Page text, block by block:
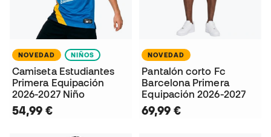
NOVEDAD NIÑOS
Camiseta Estudiantes
Primera Equipación
2026-2027 Niño
54,99 €
NOVEDAD
Pantalón corto Fc
Barcelona Primera
Equipación 2026-2027
69,99 €